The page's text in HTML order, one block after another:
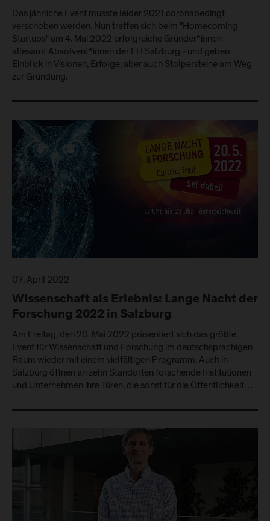
Das jährliche Event musste leider 2021 coronabedingt
verschoben werden. Nun treffen sich beim "Homecoming
Startups" am 4. Mai 2022 erfolgreiche Gründer*innen -
allesamt Absolvent*innen der FH Salzburg - und geben
Einblick in Visionen, Erfolge, aber auch Stolpersteine am Weg
zur Gründung.
07. April 2022
Wissenschaft als Erlebnis: Lange Nacht der
Forschung 2022 in Salzburg
Am Freitag, den 20. Mai 2022 präsentiert sich das größte
Event für Wissenschaft und Forschung im deutschsprachigen
Raum wieder mit einem vielfältigen Programm. Auch in
Salzburg öffnen an zehn Standorten forschende Institutionen
und Unternehmen ihre Türen, die sonst für die Öffentlichkeit…